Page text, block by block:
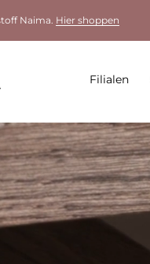
Naima. Hier shoppen
Filialen